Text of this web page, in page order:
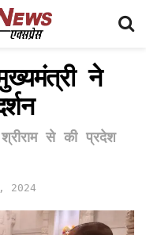
ने
से की प्रदेश
2024